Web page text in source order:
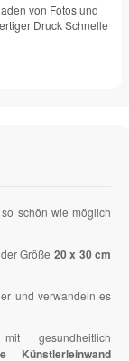
von Fotos und
Druck Schnelle
schön wie möglich
Größe 20 x 30 cm
und verwandeln es
gesundheitlich
Künstlerleinwand